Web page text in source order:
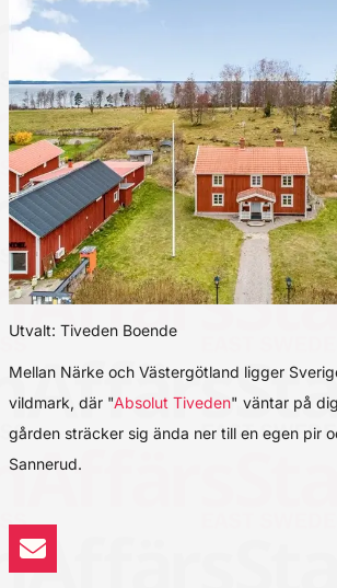
Utvalt: Tiveden Boende
Mellan Närke och Västergötland ligger
vildmark, där "Absolut Tiveden" väntar på
gården sträcker sig ända ner till en egen pir
Sannerud.